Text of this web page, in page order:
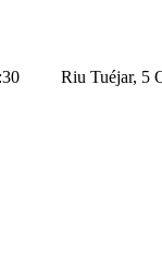
Riu Tuéjar, 5